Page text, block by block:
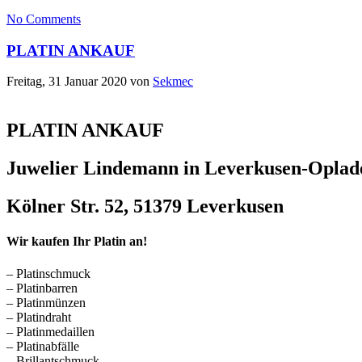
No Comments
PLATIN ANKAUF
Freitag, 31 Januar 2020 von Sekmec
PLATIN ANKAUF
Juwelier Lindemann in Leverkusen-
Kölner Str. 52, 51379 Leverkusen
Wir kaufen Ihr Platin an!
– Platinschmuck
– Platinbarren
– Platinmünzen
– Platindraht
– Platinmedaillen
– Platinabfälle